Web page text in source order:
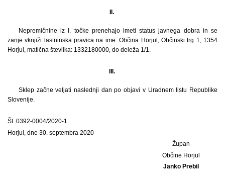
II.
Nepremičnine iz I. točke prenehajo imeti status javnega dobra in se
zanje vknjiži lastninska pravica na ime: Občina Horjul, Občinski trg 1, 1354
Horjul, matična številka: 1332180000, do deleža 1/1.
III.
Sklep začne veljati naslednji dan po objavi v Uradnem listu Republike
Slovenije.
Št. 0392-0004/2020-1
Horjul, dne 30. septembra 2020
Župan
Občine Horjul
Janko Prebil